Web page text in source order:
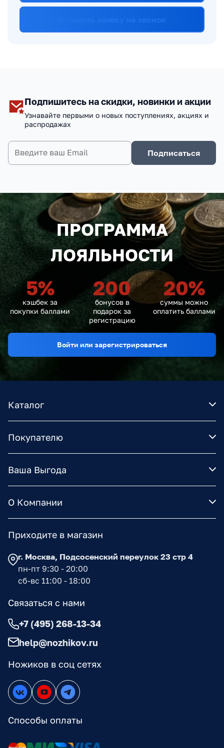
Подпишитесь на скидки, новинки и акции
Узнавайте первыми о новых поступлениях, акциях и
распродажах
Подписаться
ПРОГРАММА
ЛОЯЛЬНОСТИ
5%
кэшбек за
покупки баллами
200
бонусов в
подарок за
регистрацию
20%
суммы можно
оплатить баллами
Войти или зарегистрироваться
Каталог
Покупателю
Ваша Выгода
О Компании
Ножиков в соц сетях
Способы оплаты
Приходите в магазин
г. Москва, Подсосенский переулок 23 стр 4
пн-пт 9:30 - 20:00
сб-вс 11:00 - 18:00
Связаться с нами
+7 (495) 268-13-34
help@nozhikov.ru